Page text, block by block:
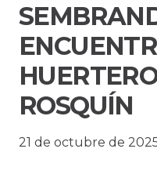
ROSQUÍN
21 de octubre de